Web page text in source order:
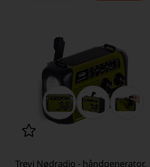
Trevi Nødradio - håndgenerator,